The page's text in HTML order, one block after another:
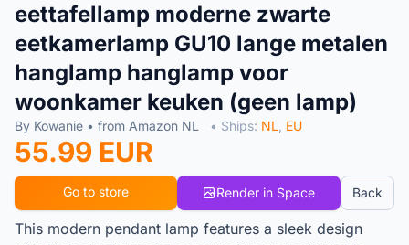
eettafellamp moderne zwarte
eetkamerlamp GU10 lange metalen
hanglamp hanglamp voor
woonkamer keuken (geen lamp)
By Kowanie • from Amazon NL • Ships: NL EU
55.99 EUR
Go to store Render in Space Back
This modern pendant lamp features a sleek design